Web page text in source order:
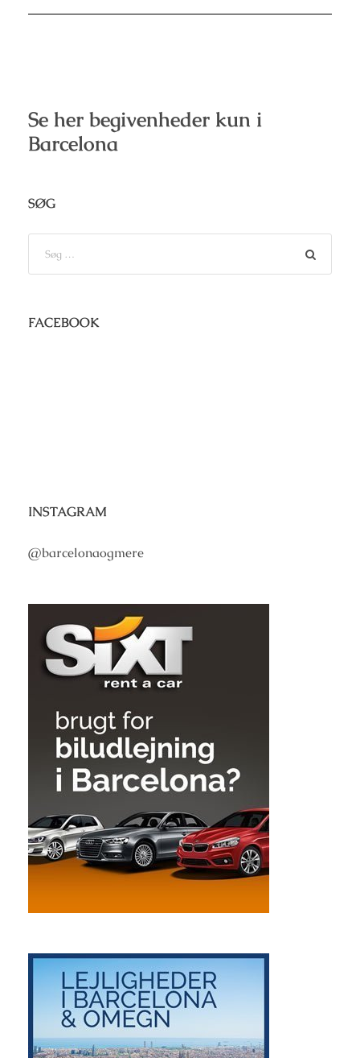
Se her begivenheder kun i
Barcelona
SØG
FACEBOOK
INSTAGRAM
@barcelonaogmere